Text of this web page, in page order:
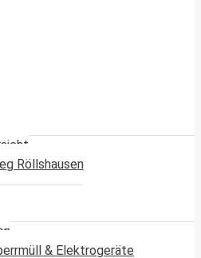
Röllshausen
& Elektrogeräte